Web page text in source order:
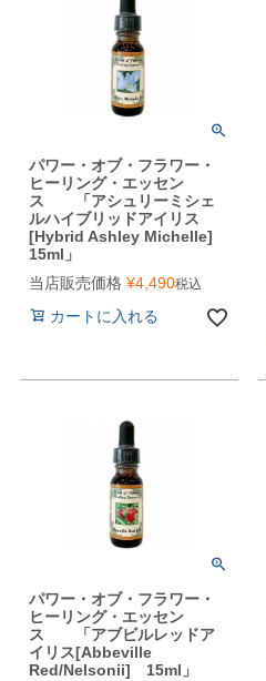
パワー・オブ・フラワー・
ヒーリング・エッセン
ス 「アシュリーミシェ
ルハイブリッドアイリス
[Hybrid Ashley Michelle]
15ml」
当店販売価格 ¥4,490税込
カートに入れる
パワー・オブ・フラワー・
ヒーリング・エッセン
ス 「アブビルレッドア
イリス[Abbeville
Red/Nelsonii] 15ml」